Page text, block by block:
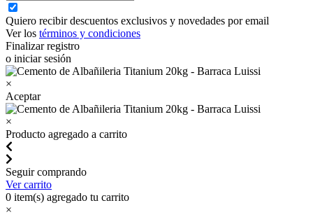
Quiero recibir descuentos exclusivos y novedades por email
Ver los términos y condiciones
Finalizar registro
o iniciar sesión
×
Aceptar
×
Producto agregado a carrito
Seguir comprando
Ver carrito
0 item(s) agregado tu carrito
×